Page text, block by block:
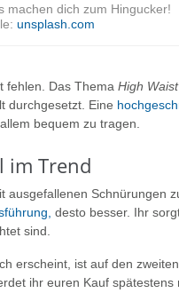
machen dich zum Hingucker!
unsplash.com
fehlen. Das Thema High Waist
durchgesetzt. Eine
bequem zu tragen.
im Trend
Schnürungen
desto besser. Ihr
sind.
erscheint, ist auf den
ihr euren Kauf spätestens